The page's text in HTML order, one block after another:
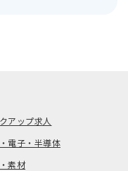
アップ求人
電子・半導体
素材